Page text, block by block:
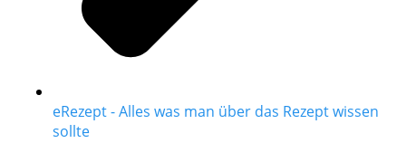
eRezept - Alles was man über das Rezept wissen
sollte